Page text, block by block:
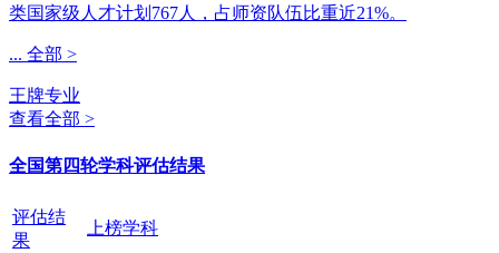
类国家级人才计划767人，占师资队伍比重近21%。
... 全部 >
王牌专业
查看全部 >
全国第四轮学科评估结果
评估结
果
上榜学科